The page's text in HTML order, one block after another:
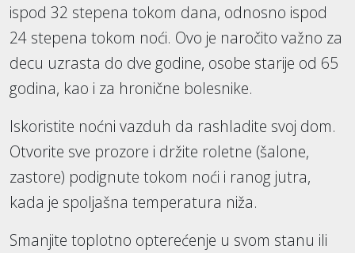
ispod 32 stepena tokom dana, odnosno ispod
24 stepena tokom noći. Ovo je naročito važno za
decu uzrasta do dve godine, osobe starije od 65
godina, kao i za hronične bolesnike.
Iskoristite noćni vazduh da rashladite svoj dom.
Otvorite sve prozore i držite roletne (šalone,
zastore) podignute tokom noći i ranog jutra,
kada je spoljašna temperatura niža.
Smanjite toplotno opterećenje u svom stanu ili